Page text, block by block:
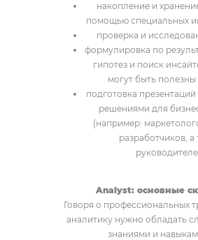
накопление и
помощью специальных
проверка и
формулировка по
гипотез и поиск
могут быть полезны
подготовка
решениями для
(например:
разработчиков, а
Analyst: основные
Говоря о профессиональных
аналитику нужно обладать
знаниями и